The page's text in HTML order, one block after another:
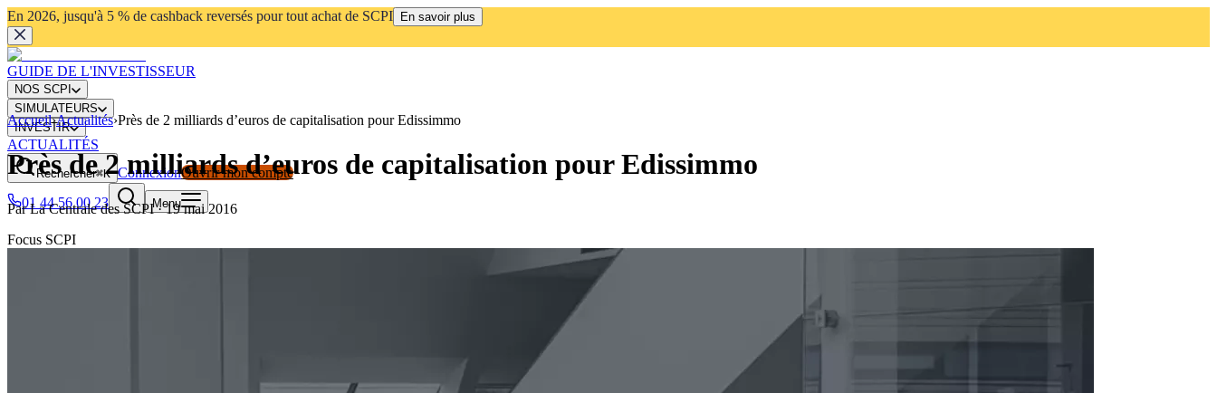
En 2026, jusqu'à 5 % de cashback reversés pour tout achat de SCPI En savoir plus
GUIDE DE L'INVESTISSEUR
NOS SCPI
SIMULATEURS
INVESTIR
ACTUALITÉS
Rechercher⌘K ConnexionOuvrir mon compte
01 44 56 00 23
Menu
Accueil›Actualités›Près de 2 milliards d’euros de capitalisation pour Edissimmo
Près de 2 milliards d’euros de capitalisation pour Edissimmo
Par La Centrale des SCPI·19 mai 2016
Focus SCPI